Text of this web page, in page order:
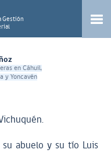
Gestión
en Cáhuil,
y Yoncavén
abuelo y su tío Luis